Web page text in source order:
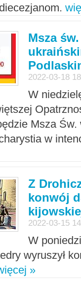
Msza
2022-03-18
W
Msza Św.
w
Z
konwój
2022-03-15
W
wyruszył
»